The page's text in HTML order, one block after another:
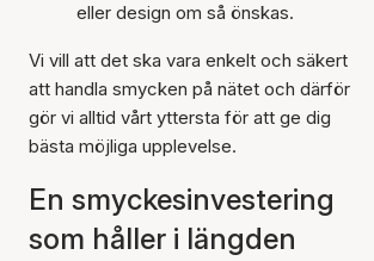
eller design om så önskas.
Vi vill att det ska vara enkelt och säkert
att handla smycken på nätet och därför
gör vi alltid vårt yttersta för att ge dig
bästa möjliga upplevelse.
En smyckesinvestering
som håller i längden